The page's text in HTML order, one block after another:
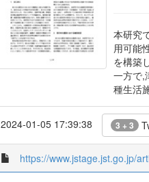
本研究
用可能
を構築
一方で,
種生活
2024-01-05 17:39:38 3 + 3
https://www.jstage.jst.go.jp/